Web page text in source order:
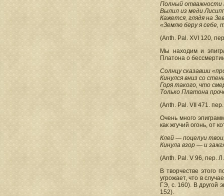
Полный отважности
Вылил из меди
Кажется, глядя на
«Землю беру я себе,
(Anth. Pal. XVI 120,
Мы находим и
Платона о
Солнцу сказавши
Кинулся вниз со
Горя такого, что
Только Платона
(Anth. Pal. VII 471.
Очень много
как жгучий огонь, от
Клей — поцелуи
Кинула взор — и
(Anth. Pal. V 96, пер.
В творчестве
угрожает, что в
ГЭ, с. 160). В другой
152).